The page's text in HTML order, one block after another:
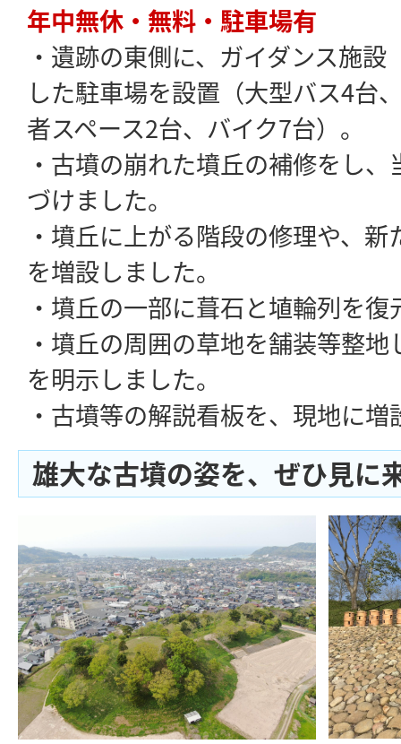
年中無休・無料・駐車場有
・遺跡の東側に、ガイダンス施
した駐車場を設置（大型バス4台
者スペース2台、バイク7台）。
・古墳の崩れた墳丘の補修をし
づけました。
・墳丘に上がる階段の修理や、
を増設しました。
・墳丘の一部に葺石と埴輪列を
・墳丘の周囲の草地を舗装等整
を明示しました。
・古墳等の解説看板を、現地に
雄大な古墳の姿を、ぜひ見に